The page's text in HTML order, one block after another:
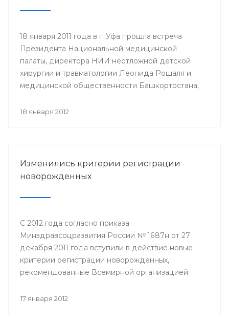
18 января 2011 года в г. Уфа прошла встреча
Президента Национальной медицинской
палаты, директора НИИ неотложной детской
хирургии и травматологии Леонида Рошаля и
медицинской общественности Башкортостана,
вопросов здравоохранения.
18 января 2012
Изменились критерии регистрации
новорожденных
С 2012 года согласно приказа
Минздравсоцразвития России № 1687н от 27
декабря 2011 года вступили в действие новые
критерии регистрации новорожденных,
рекомендованные Всемирной организацией
страны будут выхаживать младенцев с
17 января 2012